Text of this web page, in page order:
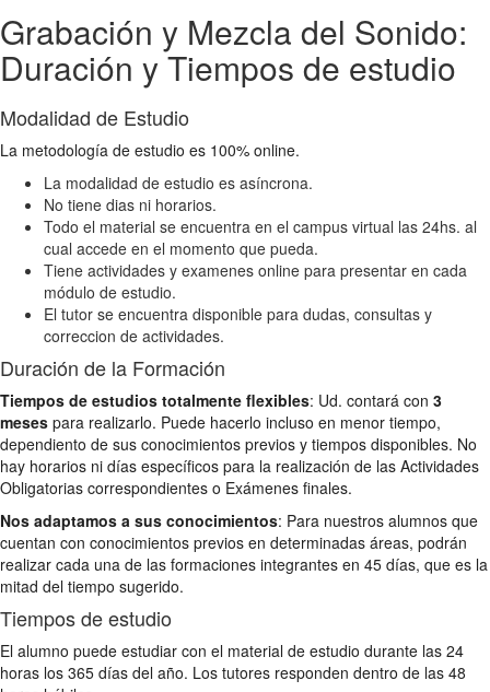
Grabación y Mezcla del Sonido:
Duración y Tiempos de estudio
Modalidad de Estudio
La metodología de estudio es 100% online.
La modalidad de estudio es asíncrona.
No tiene dias ni horarios.
Todo el material se encuentra en el campus virtual las 24hs. al
cual accede en el momento que pueda.
Tiene actividades y examenes online para presentar en cada
módulo de estudio.
El tutor se encuentra disponible para dudas, consultas y
correccion de actividades.
Duración de la Formación
Tiempos de estudios totalmente flexibles: Ud. contará con 3
meses para realizarlo. Puede hacerlo incluso en menor tiempo,
dependiento de sus conocimientos previos y tiempos disponibles. No
hay horarios ni días específicos para la realización de las Actividades
Obligatorias correspondientes o Exámenes finales.
Nos adaptamos a sus conocimientos: Para nuestros alumnos que
cuentan con conocimientos previos en determinadas áreas, podrán
realizar cada una de las formaciones integrantes en 45 días, que es la
mitad del tiempo sugerido.
Tiempos de estudio
El alumno puede estudiar con el material de estudio durante las 24
horas los 365 días del año. Los tutores responden dentro de las 48